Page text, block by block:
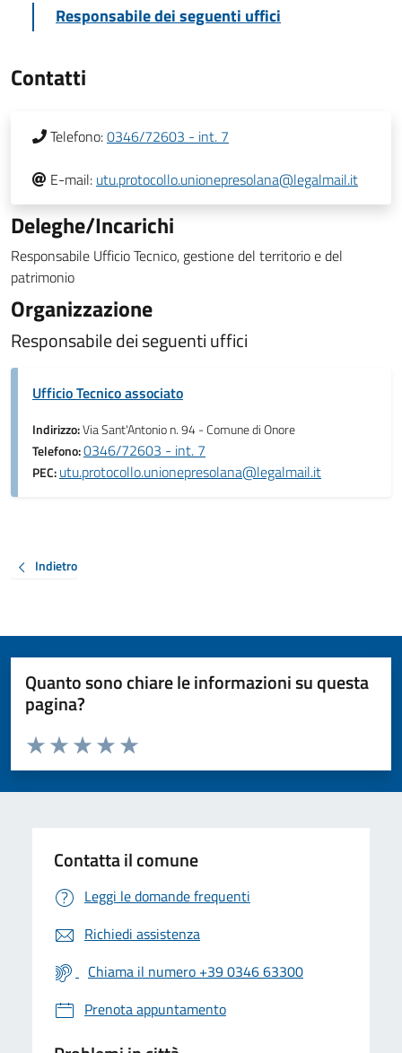
Responsabile dei seguenti uffici
Contatti
Telefono:0346/72603 - int. 7
E-mail: utu.protocollo.unionepresolana@legalmail.it
Deleghe/Incarichi
Responsabile Ufficio Tecnico, gestione del territorio e del
patrimonio
Organizzazione
Responsabile dei seguenti uffici
Ufficio Tecnico associato
Indirizzo:Via Sant'Antonio n. 94 - Comune di Onore
Telefono:0346/72603 - int. 7
PEC:utu.protocollo.unionepresolana@legalmail.it
Indietro
Quanto sono chiare le informazioni su questa
pagina?
Valuta da 1 a 5 stelle la pagina
Valuta 5 stelle su 5
Valuta 4 stelle su 5
Valuta 3 stelle su 5
Valuta 2 stelle su 5
Valuta 1 stelle su 5
Contatta il comune
Leggi le domande frequenti
Richiedi assistenza
Chiama il numero +39 0346 63300
Prenota appuntamento